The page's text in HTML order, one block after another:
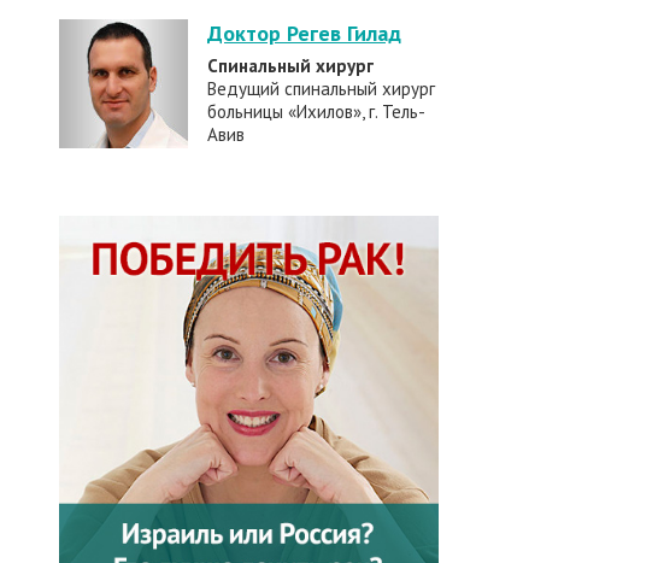
Доктор Регев Гилад
Спинальный хирург
Ведущий спинальный хирург
больницы «Ихилов», г. Тель-
Авив